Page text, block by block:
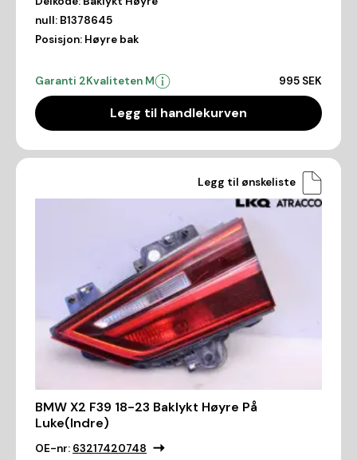
null: B1378645
Posisjon: Høyre bak
Garanti 2Kvaliteten M 995 SEK
Legg til handlekurven
Legg til ønskeliste
BMW X2 F39 18-23 Baklykt Høyre På
Luke(Indre)
OE-nr: 63217420748